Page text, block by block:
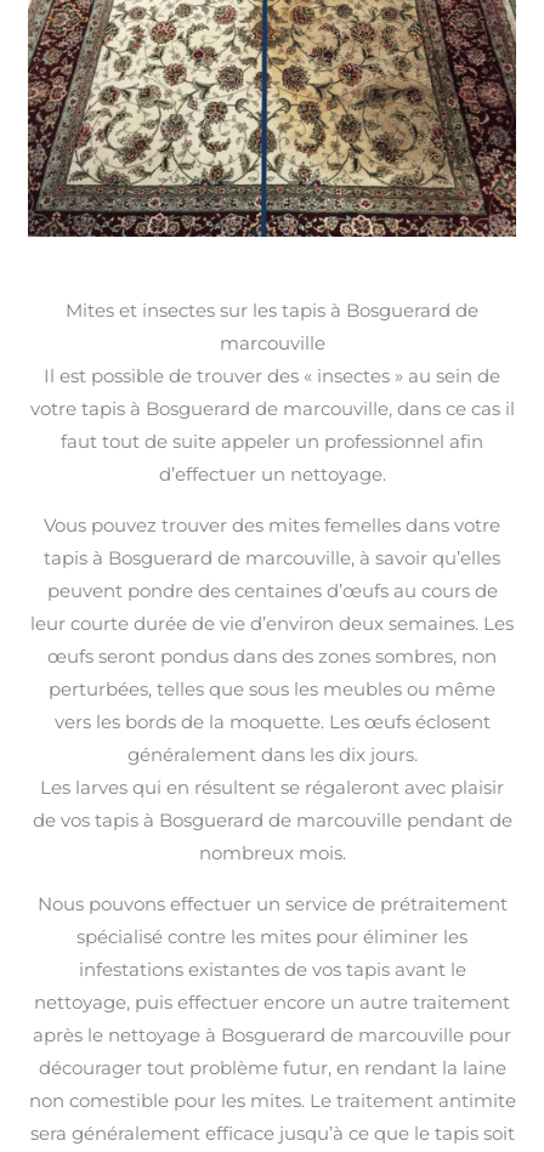
Mites et insectes sur les tapis à Bosguerard de
marcouville
Il est possible de trouver des « insectes » au sein de
votre tapis à Bosguerard de marcouville, dans ce cas il
faut tout de suite appeler un professionnel afin
d’effectuer un nettoyage.
Vous pouvez trouver des mites femelles dans votre
tapis à Bosguerard de marcouville, à savoir qu’elles
peuvent pondre des centaines d’œufs au cours de
leur courte durée de vie d’environ deux semaines. Les
œufs seront pondus dans des zones sombres, non
perturbées, telles que sous les meubles ou même
vers les bords de la moquette. Les œufs éclosent
généralement dans les dix jours.
Les larves qui en résultent se régaleront avec plaisir
de vos tapis à Bosguerard de marcouville pendant de
nombreux mois.
Nous pouvons effectuer un service de prétraitement
spécialisé contre les mites pour éliminer les
infestations existantes de vos tapis avant le
nettoyage, puis effectuer encore un autre traitement
après le nettoyage à Bosguerard de marcouville pour
décourager tout problème futur, en rendant la laine
non comestible pour les mites. Le traitement antimite
sera généralement efficace jusqu’à ce que le tapis soit